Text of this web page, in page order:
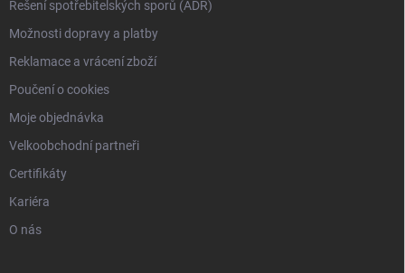
Řešení spotřebitelských sporů (ADR)
Možnosti dopravy a platby
Reklamace a vrácení zboží
Poučení o cookies
Moje objednávka
Velkoobchodní partneři
Certifikáty
Kariéra
O nás